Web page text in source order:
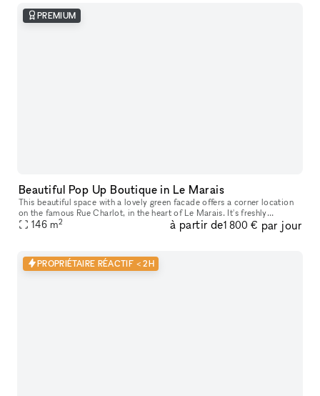
PREMIUM
Beautiful Pop Up Boutique in Le Marais
This beautiful space with a lovely green facade offers a corner location
on the famous Rue Charlot​,​ in the heart of Le Marais. It's freshly
renovated with white walls​,​ ceiling​,​ and floor. 146 s
146 m2 à partir de1 800 € par jour
PROPRIÉTAIRE RÉACTIF < 2H